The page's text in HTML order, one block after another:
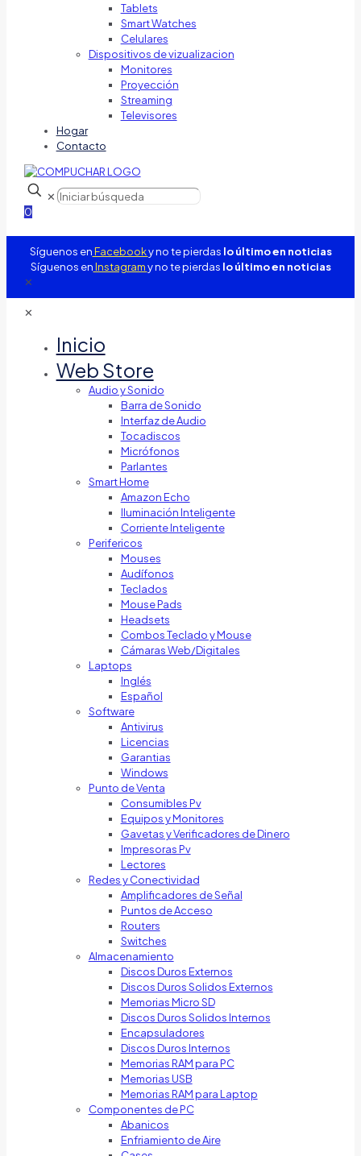
Tablets
Smart Watches
Celulares
Dispositivos de vizualizacion
Monitores
Proyección
Streaming
Televisores
Hogar
Contacto
✕
0
Síguenos enFacebooky no te pierdas lo último en noticias
Síguenos enInstagramy no te pierdas lo último en noticias
✕
✕
Inicio
Web Store
Audio y Sonido
Barra de Sonido
Interfaz de Audio
Tocadiscos
Micrófonos
Parlantes
Smart Home
Amazon Echo
Iluminación Inteligente
Corriente Inteligente
Perifericos
Mouses
Audífonos
Teclados
Mouse Pads
Headsets
Combos Teclado y Mouse
Cámaras Web/Digitales
Laptops
Inglés
Español
Software
Antivirus
Licencias
Garantias
Windows
Punto de Venta
Consumibles Pv
Equipos y Monitores
Gavetas y Verificadores de Dinero
Impresoras Pv
Lectores
Redes y Conectividad
Amplificadores de Señal
Puntos de Acceso
Routers
Switches
Almacenamiento
Discos Duros Externos
Discos Duros Solidos Externos
Memorias Micro SD
Discos Duros Solidos Internos
Encapsuladores
Discos Duros Internos
Memorias RAM para PC
Memorias USB
Memorias RAM para Laptop
Componentes de PC
Abanicos
Enfriamiento de Aire